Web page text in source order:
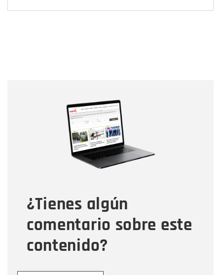
¿Tienes algún
comentario sobre este
contenido?
Correo electrónico
Tipo de comentario
Mensaje